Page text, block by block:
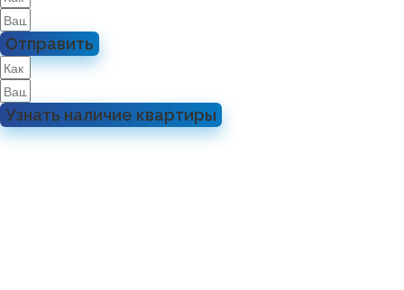
Отправить
Узнать наличие квартиры